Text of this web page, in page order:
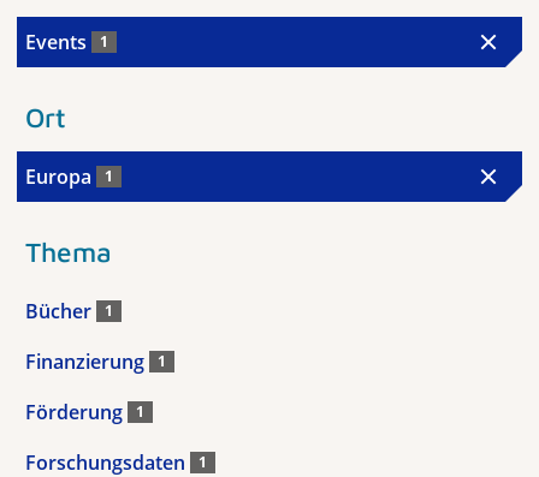
Events 1
Ort
Europa 1
Thema
Bücher 1
Finanzierung 1
Förderung 1
Forschungsdaten 1